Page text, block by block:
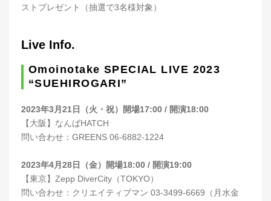
ストプレゼント（抽選で3名様対象）
Live Info.
Omoinotake SPECIAL LIVE 2023
“SUEHIROGARI”
2023年3月21日（火・祝）開場17:00 / 開演18:00
【大阪】なんばHATCH
問い合わせ：GREENS 06-6882-1224
2023年4月28日（金）開場18:00 / 開演19:00
【東京】Zepp DiverCity（TOKYO）
問い合わせ：クリエイティブマン 03-3499-6669（月水金